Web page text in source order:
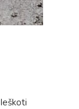
Ieškoti